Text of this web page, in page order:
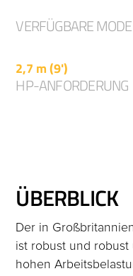
VERFÜGBARE
2,7 m (9')
HP-ANFORDERUNG
ÜBERBLICK
Der in
ist robust und robust
hohen